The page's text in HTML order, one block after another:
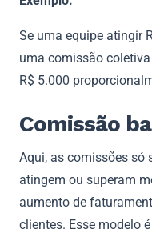
Se uma equipe atingir
uma comissão
R$ 5.000
Comissão
Aqui, as comissões só
atingem ou superam
aumento de
clientes. Esse modelo